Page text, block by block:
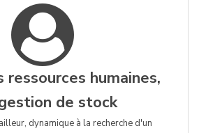
ressources humaines,
de stock
dynamique à la recherche d'un